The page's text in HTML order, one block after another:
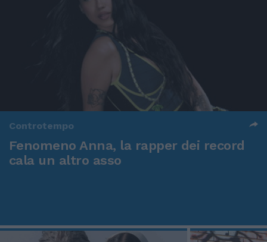
Controtempo
Fenomeno Anna, la rapper dei record
cala un altro asso